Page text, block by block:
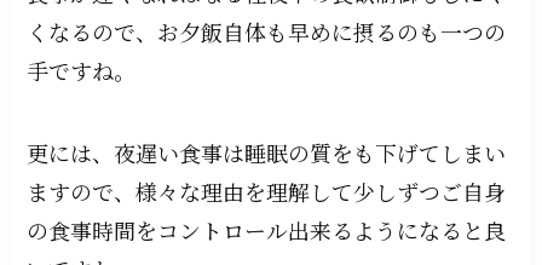
くなるので、お夕飯自体も早めに摂るのも一つの
手ですね。
更には、夜遅い食事は睡眠の質をも下げてしまい
ますので、様々な理由を理解して少しずつご自身
の食事時間をコントロール出来るようになると良